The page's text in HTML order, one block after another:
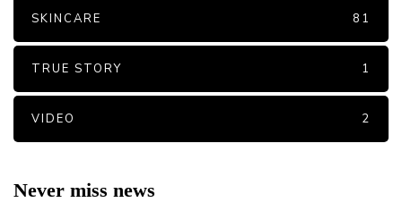
SKINCARE 81
TRUE STORY 1
VIDEO 2
Never miss news